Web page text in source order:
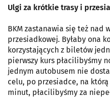
Ulgi za krótkie trasy i
BKM zastanawia się też nad
przesiadkowej. Byłaby ona
korzystających z biletów
pierwszy kurs płacilibyśmy
jednym autobusem nie
celu, po przesiadce, na
minut, płacilibyśmy za